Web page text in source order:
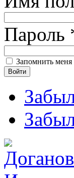
Пароль
Запомнить меня